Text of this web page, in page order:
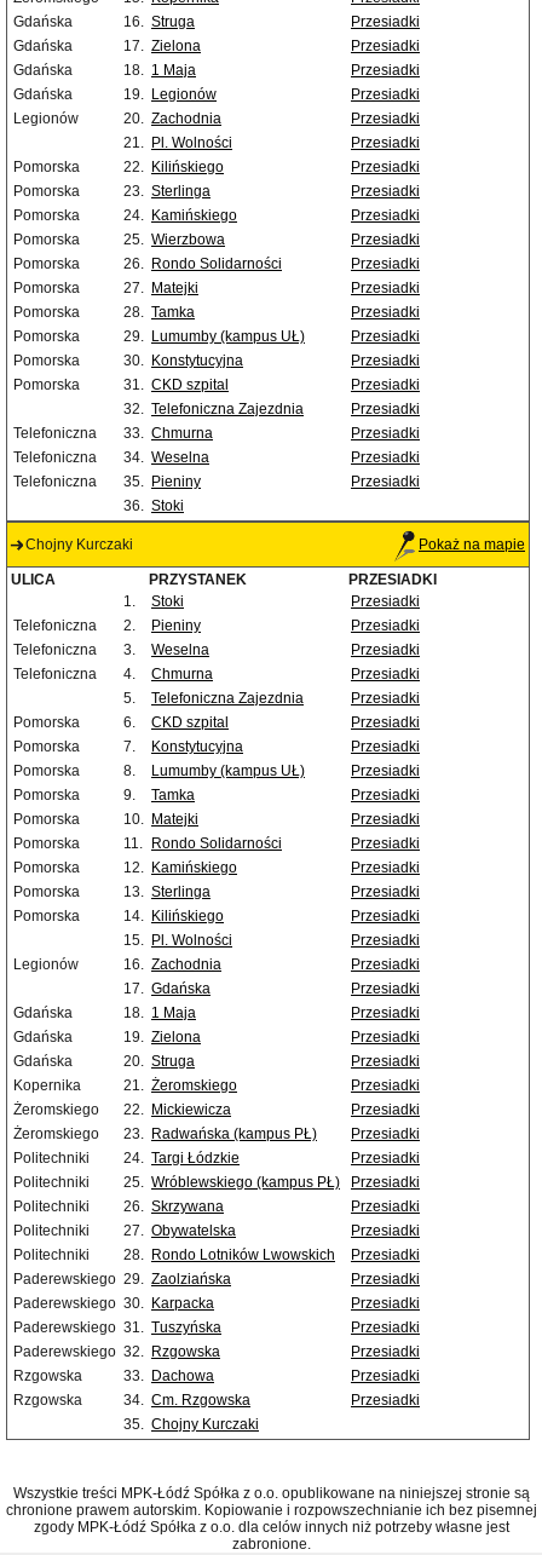
Gdańska
16. Struga
Przesiadki
Gdańska
17. Zielona
Przesiadki
Gdańska
18. 1 Maja
Przesiadki
Gdańska
19. Legionów
Przesiadki
Legionów
20. Zachodnia
Przesiadki
21. Pl. Wolności
Przesiadki
Pomorska
22. Kilińskiego
Przesiadki
Pomorska
23. Sterlinga
Przesiadki
Pomorska
24. Kamińskiego
Przesiadki
Pomorska
25. Wierzbowa
Przesiadki
Pomorska
26. Rondo Solidarności
Przesiadki
Pomorska
27. Matejki
Przesiadki
Pomorska
28. Tamka
Przesiadki
Pomorska
29. Lumumby (kampus UŁ)
Przesiadki
Pomorska
30. Konstytucyjna
Przesiadki
Pomorska
31. CKD szpital
Przesiadki
32. Telefoniczna Zajezdnia
Przesiadki
Telefoniczna
33. Chmurna
Przesiadki
Telefoniczna
34. Weselna
Przesiadki
Telefoniczna
35. Pieniny
Przesiadki
36. Stoki
Chojny Kurczaki Pokaż na mapie
ULICA PRZYSTANEK
PRZESIADKI
1.
Stoki
Przesiadki
Telefoniczna
2. Pieniny
Przesiadki
Telefoniczna
3. Weselna
Przesiadki
Telefoniczna
4. Chmurna
Przesiadki
5.
Telefoniczna Zajezdnia
Przesiadki
Pomorska
6. CKD szpital
Przesiadki
Pomorska
7. Konstytucyjna
Przesiadki
Pomorska
8. Lumumby (kampus UŁ)
Przesiadki
Pomorska
9. Tamka
Przesiadki
Pomorska
10. Matejki
Przesiadki
Pomorska
11. Rondo Solidarności
Przesiadki
Pomorska
12. Kamińskiego
Przesiadki
Pomorska
13. Sterlinga
Przesiadki
Pomorska
14. Kilińskiego
Przesiadki
15. Pl. Wolności
Przesiadki
Legionów
16. Zachodnia
Przesiadki
17. Gdańska
Przesiadki
Gdańska
18. 1 Maja
Przesiadki
Gdańska
19. Zielona
Przesiadki
Gdańska
20. Struga
Przesiadki
Kopernika
21. Żeromskiego
Przesiadki
Żeromskiego
22. Mickiewicza
Przesiadki
Żeromskiego
23. Radwańska (kampus PŁ)
Przesiadki
Politechniki
24. Targi Łódzkie
Przesiadki
Politechniki
25. Wróblewskiego (kampus PŁ)
Przesiadki
Politechniki
26. Skrzywana
Przesiadki
Politechniki
27. Obywatelska
Przesiadki
Politechniki
28. Rondo Lotników Lwowskich
Przesiadki
Paderewskiego 29. Zaolziańska
Przesiadki
Paderewskiego 30. Karpacka
Przesiadki
Paderewskiego 31. Tuszyńska
Przesiadki
Paderewskiego 32. Rzgowska
Przesiadki
Rzgowska
33. Dachowa
Przesiadki
Rzgowska
34. Cm. Rzgowska
Przesiadki
35. Chojny Kurczaki
Wszystkie treści MPK-Łódź Spółka z o.o. opublikowane na niniejszej stronie są
chronione prawem autorskim. Kopiowanie i rozpowszechnianie ich bez pisemnej
zgody MPK-Łódź Spółka z o.o. dla celów innych niż potrzeby własne jest
zabronione.